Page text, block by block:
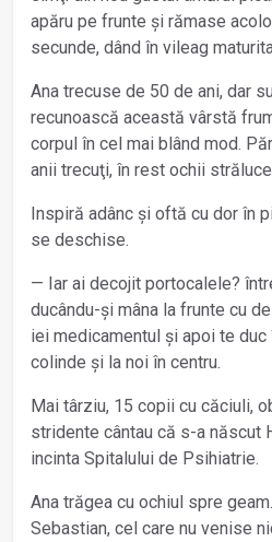
apăru pe frunte și rămase
secunde, dând în vileag
Ana trecuse de 50 de ani, dar
recunoască această vârstă
corpul în cel mai blând mod.
anii trecuţi, în rest ochii
Inspiră adânc și oftă cu dor în
se deschise.
— Iar ai decojit portocalele?
ducându-și mâna la frunte cu
iei medicamentul și apoi te
colinde și la noi în centru.
Mai târziu, 15 copii cu căciuli,
stridente cântau că s-a născut
incinta Spitalului de Psihiatrie.
Ana trăgea cu ochiul spre
Sebastian, cel care nu venise